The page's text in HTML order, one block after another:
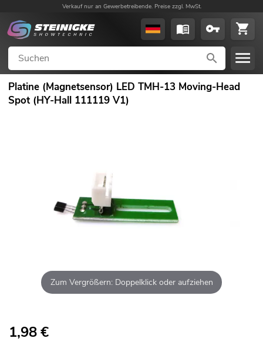
Verkauf nur an Gewerbetreibende. Preise zzgl. MwSt.
Platine (Magnetsensor) LED TMH-13 Moving-Head
Spot (HY-Hall 111119 V1)
Zum Vergrößern: Doppelklick oder aufziehen
1,98€